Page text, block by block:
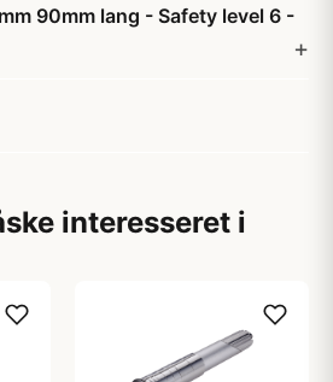
90mm lang - Safety level 6 -
interesseret i